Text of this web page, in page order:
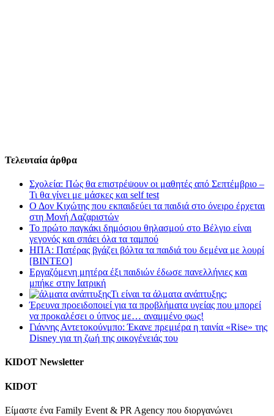
Τελευταία άρθρα
Σχολεία: Πώς θα επιστρέψουν οι μαθητές από Σεπτέμβριο –
Τι θα γίνει με μάσκες και self test
Ο Δον Κιχώτης που εκπαιδεύει τα παιδιά στο όνειρο έρχεται
στη Μονή Λαζαριστών
Το πρώτο παγκάκι δημόσιου θηλασμού στο Βέλγιο είναι
γεγονός και σπάει όλα τα ταμπού
ΗΠΑ: Πατέρας βγάζει βόλτα τα παιδιά του δεμένα με λουρί
[BINTEO]
Εργαζόμενη μητέρα έξι παιδιών έδωσε πανελλήνιες και
μπήκε στην Ιατρική
Τι είναι τα άλματα ανάπτυξης;
Έρευνα προειδοποιεί για τα προβλήματα υγείας που μπορεί
να προκαλέσει ο ύπνος με… αναμμένο φως!
Γιάννης Αντετοκούνμπο: Έκανε πρεμιέρα η ταινία «Rise» της
Disney για τη ζωή της οικογένειάς του
KIDOT Newsletter
KIDOT
Είμαστε ένα Family Event & PR Agency που διοργανώνει